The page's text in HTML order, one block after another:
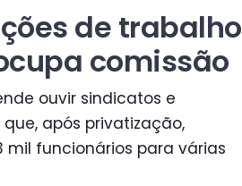
de trabalho
comissão
ouvir sindicatos e
após privatização,
funcionários para várias